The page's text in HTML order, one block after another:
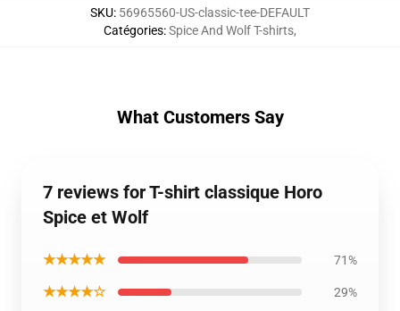
SKU: 56965560-US-classic-tee-DEFAULT
Catégories:Spice And Wolf T-shirts,
What Customers Say
7 reviews for T-shirt classique Horo
Spice et Wolf
★★★★★ 71%
★★★★☆ 29%